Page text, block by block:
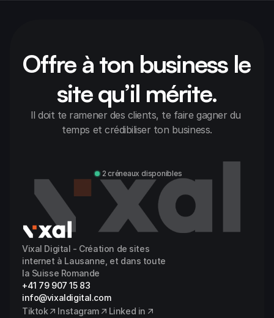
Offre à ton business le
site qu’il mérite.
Il doit te ramener des clients, te faire gagner du
temps et crédibiliser ton business.
Discuter avec Alexandre
2 créneaux disponibles
Vixal Digital - Création de sites
internet à Lausanne, et dans toute
la Suisse Romande
+41 79 907 15 83
info@vixaldigital.com
Tiktok
Instagram Linked in